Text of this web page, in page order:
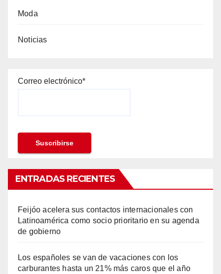
Moda
Noticias
Correo electrónico*
ENTRADAS RECIENTES
Feijóo acelera sus contactos internacionales con
Latinoamérica como socio prioritario en su agenda
de gobierno
Los españoles se van de vacaciones con los
carburantes hasta un 21% más caros que el año